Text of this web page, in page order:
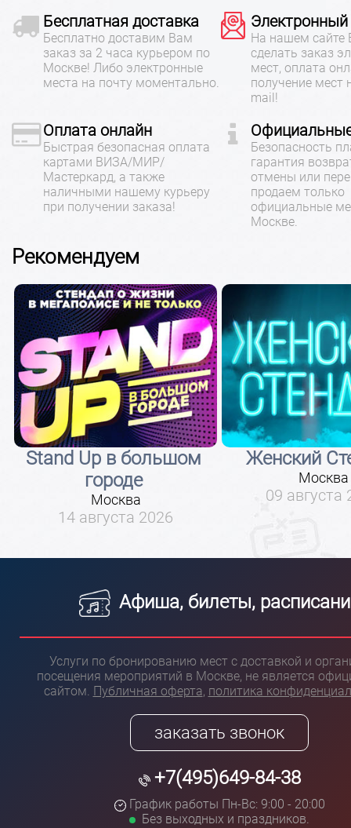
Бесплатная доставка
Бесплатно доставим Вам
заказ за 2 часа курьером по
Москве! Либо электронные
места на почту моментально.
Электронный
На нашем сайте
сделать заказ
мест, оплата
получение мест
mail!
Оплата онлайн
Быстрая безопасная оплата
картами ВИЗА/МИР/
Мастеркард, а также
наличными нашему курьеру
при получении заказа!
Безопасность
гарантия
отмены или
продаем только
официальные
Москве.
Рекомендуем
Stand Up в большом
городе
Москва
14 августа 2026
Женский
Москва
09 августа
Афиша, билеты,
Услуги по бронированию мест с доставкой и
посещения мероприятий в Москве, не является
сайтом. Публичная оферта, политика
заказать звонок
+7(495)649-84-38
График работы Пн-Вс: 9:00 - 20:00
Без выходных и праздников.